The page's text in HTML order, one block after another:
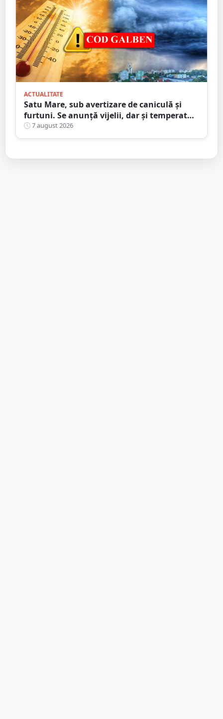
ACTUALITATE
Satu Mare, sub avertizare de caniculă și
furtuni. Se anunță vijelii, dar și temperaturi
ridicate. Avertizarea ANM
7 august 2026